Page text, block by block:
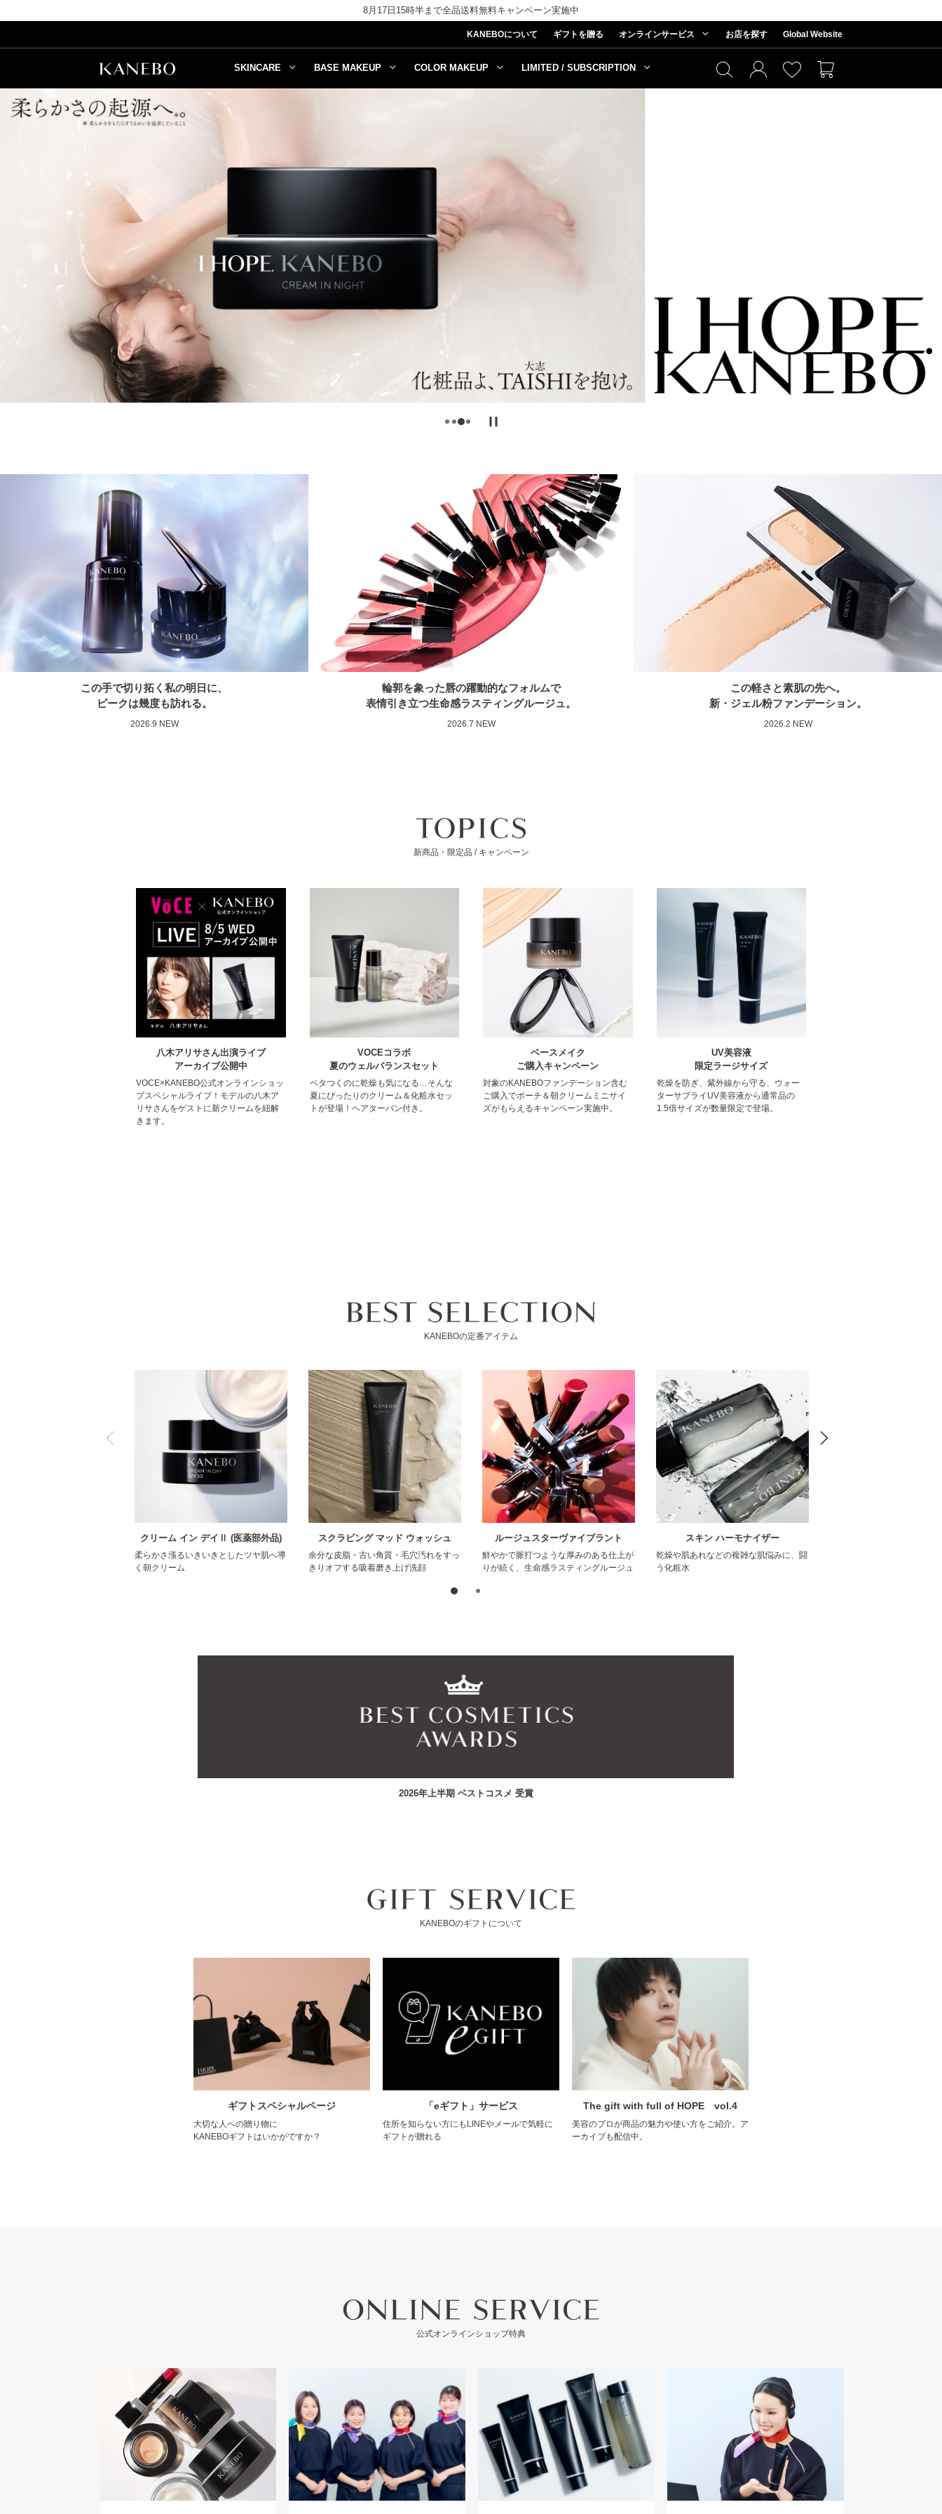
8月17日15時半まで全品送料無料キャンペーン実施中
KANEBOについて ギフトを贈る オンラインサービス お店を探す Global Website
SKINCARE BASE MAKEUP COLOR MAKEUP LIMITED / SUBSCRIPTION
この手で切り拓く私の明日に、
ピークは幾度も訪れる。
2026.9 NEW
輪郭を象った唇の躍動的なフォルムで
表情引き立つ生命感ラスティングルージュ。
2026.7 NEW
この軽さと素肌の先へ。
新・ジェル粉ファンデーション。
2026.2 NEW
八木アリサさん出演ライブ
アーカイブ公開中
VOCE×KANEBO公式オンラインショッ
プスペシャルライブ！モデルの八木ア
リサさんをゲストに新クリームを紐解
きます。
VOCEコラボ
夏のウェルバランスセット
ベタつくのに乾燥も気になる…そんな
夏にぴったりのクリーム＆化粧水セッ
トが登場！ヘアターバン付き。
ベースメイク
ご購入キャンペーン
対象のKANEBOファンデーション含む
ご購入でポーチ＆朝クリームミニサイ
ズがもらえるキャンペーン実施中。
UV美容液
限定ラージサイズ
乾燥を防ぎ、紫外線から守る、ウォー
ターサプライUV美容液から通常品の
1.5倍サイズが数量限定で登場。
KANEBOの定番アイテム
クリーム イン デイⅡ (医薬部外品)
柔らかさ漲るいきいきとしたツヤ肌へ導
く朝クリーム
スクラビング マッド ウォッシュ
余分な皮脂・古い角質・毛穴汚れをすっ
きりオフする吸着磨き上げ洗顔
ルージュスターヴァイブラント
鮮やかで脈打つような厚みのある仕上が
りが続く、生命感ラスティングルージュ
スキン ハーモナイザー
乾燥や肌あれなどの複雑な肌悩みに、闘
う化粧水
2026年上半期 ベストコスメ 受賞
KANEBOのギフトについて
ギフトスペシャルページ
大切な人への贈り物に
KANEBOギフトはいかがですか？
「eギフト」サービス
住所を知らない方にもLINEやメールで気軽に
ギフトが贈れる
The gift with full of HOPE vol.4
美容のプロが商品の魅力や使い方をご紹介。ア
ーカイブも配信中。
公式オンラインショップ特典